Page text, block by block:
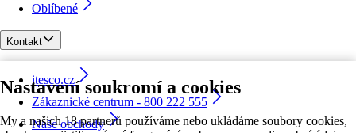
Nastavení soukromí a cookies
My a našich 18 partnerů používáme nebo ukládáme soubory cookies,
Oblíbené
Kontakt
itesco.cz
Zákaznické centrum - 800 222 555
Naše obchody